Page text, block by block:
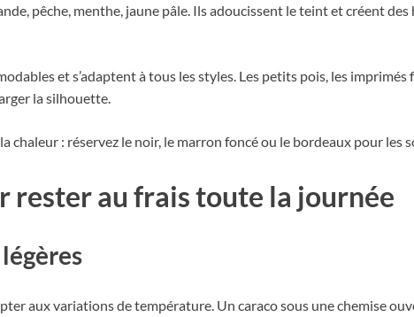
pêche, menthe, jaune pâle. Ils adoucissent le teint et créent
et s’adaptent à tous les styles. Les petits pois, les
la silhouette.
: réservez le noir, le marron foncé ou le bordeaux pour les
rester au frais toute la journée
aux variations de température. Un caraco sous une chemise